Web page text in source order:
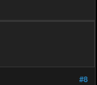
#8